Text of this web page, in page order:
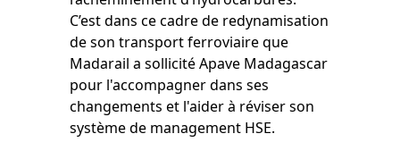
C’est dans ce cadre de redynamisation
de son transport ferroviaire que
Madarail a sollicité Apave Madagascar
pour l'accompagner dans ses
changements et l'aider à réviser son
système de management HSE.